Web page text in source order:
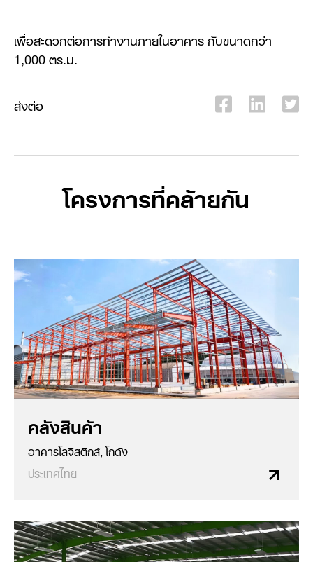
เพื่อสะดวกต่อการทำงานภายในอาคาร กับขนาดกว่า
1,000 ตร.ม.
ส่งต่อ
โครงการที่คล้ายกัน
คลังสินค้า
อาคารโลจิสติกส์, โกดัง
ประเทศไทย